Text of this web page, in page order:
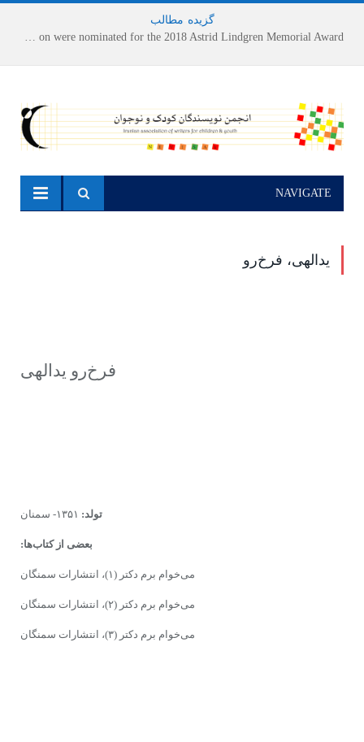
گزیده مطالب
NAVIGATE
یدالهی، فرخ‌رو
فرخ‌رو یدالهی
تولد: ۱۳۵۱- سمنان
بعضی از کتاب‌ها:
می‌خوام برم دکتر (۱)، انتشارات سمنگان
می‌خوام برم دکتر (۲)، انتشارات سمنگان
می‌خوام برم دکتر (۳)، انتشارات سمنگان